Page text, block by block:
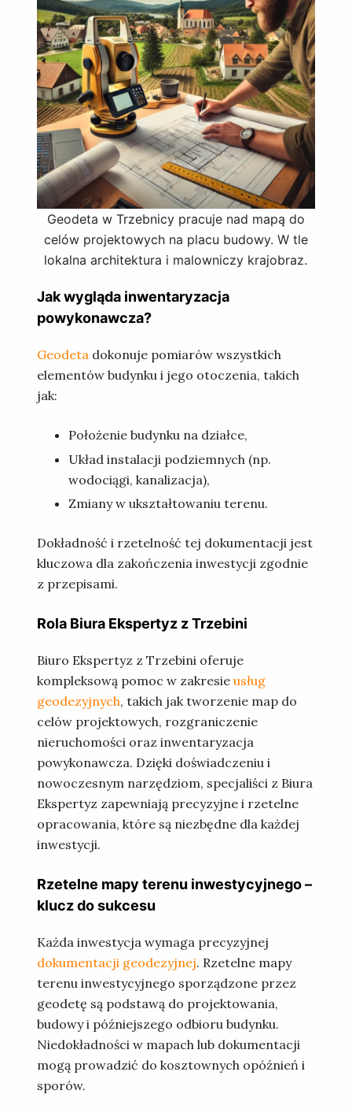
Geodeta w Trzebnicy pracuje nad mapą do
celów projektowych na placu budowy. W tle
lokalna architektura i malowniczy krajobraz.
Jak wygląda inwentaryzacja
powykonawcza?
Geodeta dokonuje pomiarów wszystkich
elementów budynku i jego otoczenia, takich
jak:
Położenie budynku na działce,
Układ instalacji podziemnych (np.
wodociągi, kanalizacja),
Zmiany w ukształtowaniu terenu.
Dokładność i rzetelność tej dokumentacji jest
kluczowa dla zakończenia inwestycji zgodnie
z przepisami.
Rola Biura Ekspertyz z Trzebini
Biuro Ekspertyz z Trzebini oferuje
kompleksową pomoc w zakresie usług
geodezyjnych, takich jak tworzenie map do
celów projektowych, rozgraniczenie
nieruchomości oraz inwentaryzacja
powykonawcza. Dzięki doświadczeniu i
nowoczesnym narzędziom, specjaliści z Biura
Ekspertyz zapewniają precyzyjne i rzetelne
opracowania, które są niezbędne dla każdej
inwestycji.
Rzetelne mapy terenu inwestycyjnego –
klucz do sukcesu
Każda inwestycja wymaga precyzyjnej
dokumentacji geodezyjnej. Rzetelne mapy
terenu inwestycyjnego sporządzone przez
geodetę są podstawą do projektowania,
budowy i późniejszego odbioru budynku.
Niedokładności w mapach lub dokumentacji
mogą prowadzić do kosztownych opóźnień i
sporów.